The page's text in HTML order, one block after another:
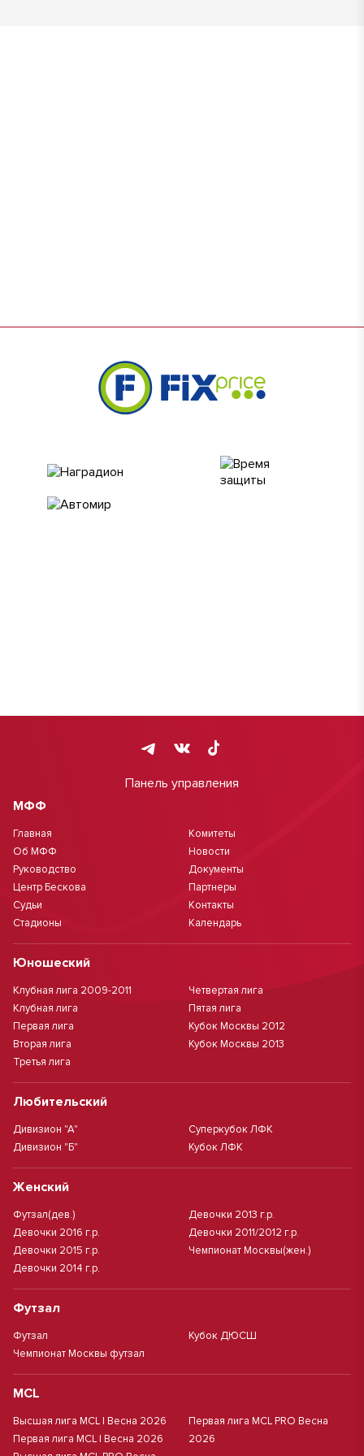
Панель управления
МФФ
Главная
Об МФФ
Руководство
Центр Бескова
Судьи
Стадионы
Комитеты
Новости
Документы
Партнеры
Контакты
Календарь
Юношеский
Клубная лига 2009-2011
Клубная лига
Первая лига
Вторая лига
Третья лига
Четвертая лига
Пятая лига
Кубок Москвы 2012
Кубок Москвы 2013
Любительский
Дивизион "А"
Дивизион "Б"
Суперкубок ЛФК
Кубок ЛФК
Женский
Футзал(дев.)
Девочки 2016 г.р.
Девочки 2015 г.р.
Девочки 2014 г.р.
Девочки 2013 г.р.
Девочки 2011/2012 г.р.
Чемпионат Москвы(жен.)
Футзал
Футзал
Чемпионат Москвы футзал
Кубок ДЮСШ
MCL
Высшая лига MCL | Весна 2026
Первая лига MCL | Весна 2026
Первая лига MCL PRO Весна
2026